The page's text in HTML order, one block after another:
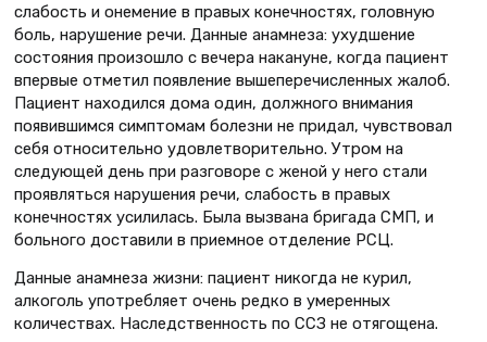
слабость и онемение в правых конечностях, головную
боль, нарушение речи. Данные анамнеза: ухудшение
состояния произошло с вечера накануне, когда пациент
впервые отметил появление вышеперечисленных жалоб.
Пациент находился дома один, должного внимания
появившимся симптомам болезни не придал, чувствовал
себя относительно удовлетворительно. Утром на
следующей день при разговоре с женой у него стали
проявляться нарушения речи, слабость в правых
конечностях усилилась. Была вызвана бригада СМП, и
больного доставили в приемное отделение РСЦ.
Данные анамнеза жизни: пациент никогда не курил,
алкоголь употребляет очень редко в умеренных
количествах. Наследственность по ССЗ не отягощена.